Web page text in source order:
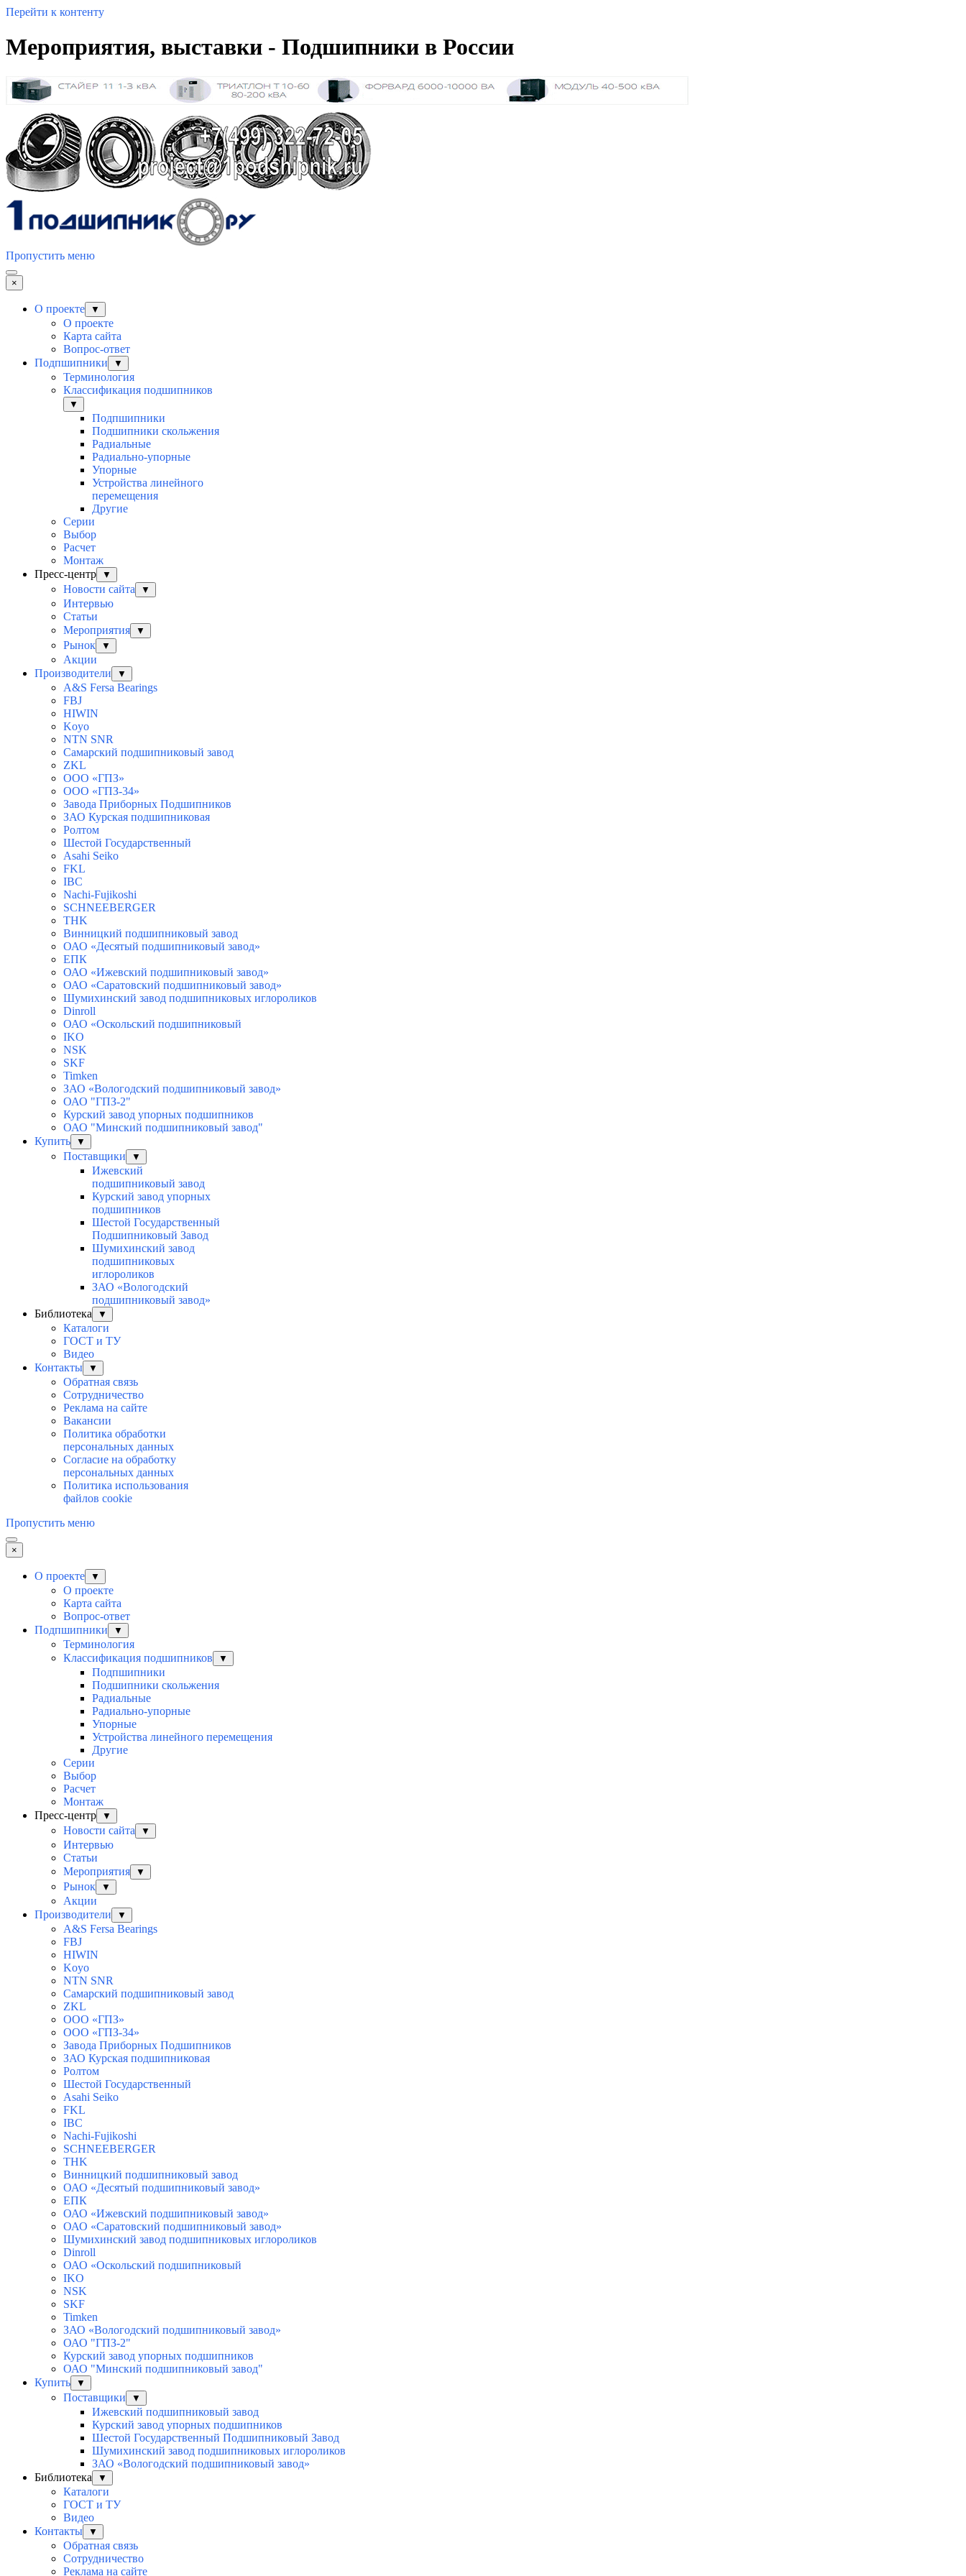
Перейти к контенту
Мероприятия, выставки - Подшипники в России
Пропустить меню
×
О проекте ▼
О проекте
Карта сайта
Вопрос-ответ
Подпшипники
▼
Терминология
Классификация подшипников
▼
Подпшипники
Подшипники скольжения
Радиальные
Радиально-упорные
Упорные
Устройства линейного
перемещения
Другие
Серии
Выбор
Раcчет
Монтаж
Пресс-центр
▼
Новости сайта ▼
Интервью
Статьи
Мероприятия
▼
Рынок ▼
Акции
Производители
▼
A&S Fersa Bearings
FBJ
HIWIN
Koyo
NTN SNR
Самарский подшипниковый завод
ZKL
ООО «ГПЗ»
ООО «ГПЗ-34»
Завода Приборных Подшипников
ЗАО Курская подшипниковая
Ролтом
Шестой Государственный
Asahi Seiko
FKL
IBC
Nachi-Fujikoshi
SCHNEEBERGER
THK
Винницкий подшипниковый завод
ОАО «Десятый подшипниковый завод»
ЕПК
ОАО «Ижевский подшипниковый завод»
ОАО «Саратовский подшипниковый завод»
Шумихинский завод подшипниковых иглороликов
Dinroll
ОАО «Оскольский подшипниковый
IKO
NSK
SKF
Timken
ЗАО «Вологодский подшипниковый завод»
ОАО "ГПЗ-2"
Курский завод упорных подшипников
ОАО "Минский подшипниковый завод"
Купить
▼
Поставщики ▼
Ижевский
подшипниковый завод
Курский завод упорных
подшипников
Шестой Государственный
Подшипниковый Завод
Шумихинский завод
подшипниковых
иглороликов
ЗАО «Вологодский
подшипниковый завод»
Библиотека
▼
Каталоги
ГОСТ и ТУ
Видео
Контакты
▼
Обратная связь
Сотрудничество
Реклама на сайте
Вакансии
Политика обработки
персональных данных
Согласие на обработку
персональных данных
Политика использования
файлов cookie
Пропустить меню
×
О проекте ▼
О проекте
Карта сайта
Вопрос-ответ
Подпшипники
▼
Терминология
Классификация подшипников
▼
Подпшипники
Подшипники скольжения
Радиальные
Радиально-упорные
Упорные
Устройства линейного перемещения
Другие
Серии
Выбор
Раcчет
Монтаж
Пресс-центр
▼
Новости сайта ▼
Интервью
Статьи
Мероприятия
▼
Рынок ▼
Акции
Производители
▼
A&S Fersa Bearings
FBJ
HIWIN
Koyo
NTN SNR
Самарский подшипниковый завод
ZKL
ООО «ГПЗ»
ООО «ГПЗ-34»
Завода Приборных Подшипников
ЗАО Курская подшипниковая
Ролтом
Шестой Государственный
Asahi Seiko
FKL
IBC
Nachi-Fujikoshi
SCHNEEBERGER
THK
Винницкий подшипниковый завод
ОАО «Десятый подшипниковый завод»
ЕПК
ОАО «Ижевский подшипниковый завод»
ОАО «Саратовский подшипниковый завод»
Шумихинский завод подшипниковых иглороликов
Dinroll
ОАО «Оскольский подшипниковый
IKO
NSK
SKF
Timken
ЗАО «Вологодский подшипниковый завод»
ОАО "ГПЗ-2"
Курский завод упорных подшипников
ОАО "Минский подшипниковый завод"
Купить
▼
Поставщики ▼
Ижевский подшипниковый завод
Курский завод упорных подшипников
Шестой Государственный Подшипниковый Завод
Шумихинский завод подшипниковых иглороликов
ЗАО «Вологодский подшипниковый завод»
Библиотека
▼
Каталоги
ГОСТ и ТУ
Видео
Контакты
▼
Обратная связь
Сотрудничество
Реклама на сайте